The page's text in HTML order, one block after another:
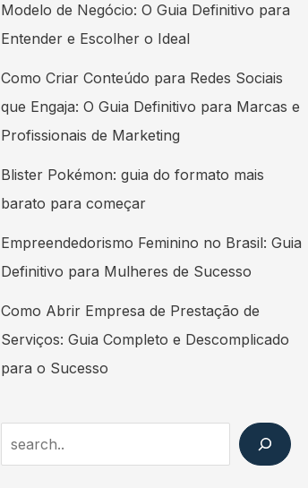
Modelo de Negócio: O Guia Definitivo para
Entender e Escolher o Ideal
Como Criar Conteúdo para Redes Sociais
que Engaja: O Guia Definitivo para Marcas e
Profissionais de Marketing
Blister Pokémon: guia do formato mais
barato para começar
Empreendedorismo Feminino no Brasil: Guia
Definitivo para Mulheres de Sucesso
Como Abrir Empresa de Prestação de
Serviços: Guia Completo e Descomplicado
para o Sucesso